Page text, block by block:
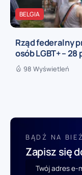
BELGIA
Rząd federalny
osób LGBT+ –
98 Wyświetleń
BĄDŹ NA
Zapisz się